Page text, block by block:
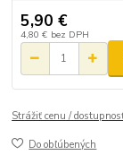
5,90 €
4,80 € bez DPH
Strážiť cenu /
Do obľúbených